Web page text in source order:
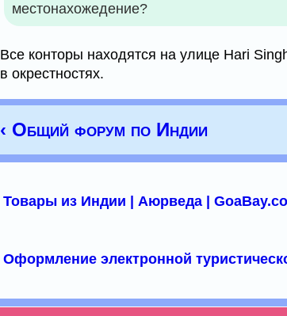
местонахожедение?
Все конторы находятся на улице Hari
в окрестностях.
‹ Общий форум по Индии
Товары из Индии | Аюрведа |
Оформление электронной